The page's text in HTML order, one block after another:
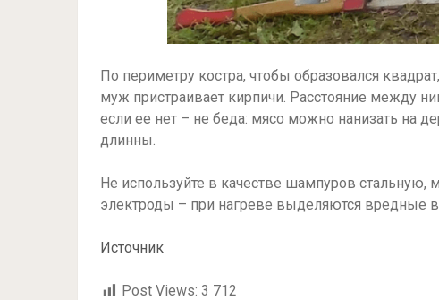
По периметру костра, чтобы образовался
муж пристраивает кирпичи. Расстояние между
если ее нет – не беда: мясо можно нанизать на
длинны.
Не используйте в качестве шампуров
электроды – при нагреве выделяются вредные
Источник
Post Views: 3 712